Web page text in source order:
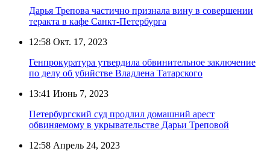
Дарья Трепова частично признала вину в совершении
теракта в кафе Санкт-Петербурга
12:58 Окт. 17, 2023
Генпрокуратура утвердила обвинительное заключение
по делу об убийстве Владлена Татарского
13:41 Июнь 7, 2023
Петербургский суд продлил домашний арест
обвиняемому в укрывательстве Дарьи Треповой
12:58 Апрель 24, 2023